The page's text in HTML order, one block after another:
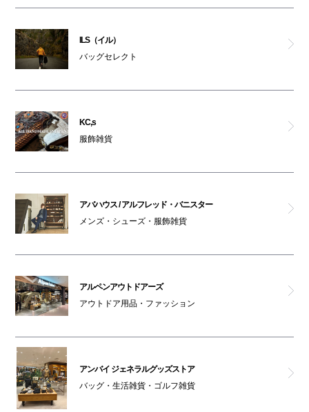
ディーゼル
アヴァランチ ゴールド＆ジュエリー
ポーカーフェイス
GINZA Global Style PREMIUM
ATM
（パークスガーデン含む）
ペットはキャリーバッグに入れてご入館ください
ILS（イル）
バッグセレクト
KC,s
服飾雑貨
アバハウス / アルフレッド・バニスター
メンズ・シューズ・服飾雑貨
アルペンアウトドアーズ
アウトドア用品・ファッション
アンバイ ジェネラルグッズストア
バッグ・生活雑貨・ゴルフ雑貨